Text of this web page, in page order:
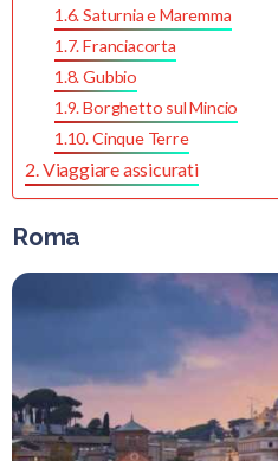
Saturnia e Maremma
Franciacorta
Gubbio
Borghetto sul Mincio
Cinque Terre
Viaggiare assicurati
Roma